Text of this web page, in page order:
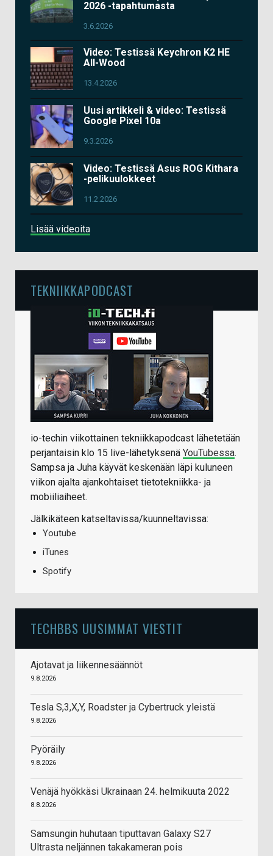
2026 -tapahtumasta
3.6.2026
Video: Testissä Keychron K2 HE
All-Wood
13.4.2026
Uusi artikkeli & video: Testissä
Google Pixel 10a
9.3.2026
Video: Testissä Asus ROG Kithara
-pelikuulokkeet
11.2.2026
Lisää videoita
TEKNIIKKAPODCAST
io-techin viikottainen tekniikkapodcast lähetetään
perjantaisin klo 15 live-lähetyksenä YouTubessa.
Sampsa ja Juha käyvät keskenään läpi kuluneen
viikon ajalta ajankohtaiset tietotekniikka- ja
mobiiliaiheet.
Jälkikäteen katseltavissa/kuunneltavissa:
Youtube
iTunes
Spotify
TECHBBS UUSIMMAT VIESTIT
Ajotavat ja liikennesäännöt
9.8.2026
Tesla S,3,X,Y, Roadster ja Cybertruck yleistä
9.8.2026
Pyöräily
9.8.2026
Venäjä hyökkäsi Ukrainaan 24. helmikuuta 2022
8.8.2026
Samsungin huhutaan tiputtavan Galaxy S27
Ultrasta neljännen takakameran pois